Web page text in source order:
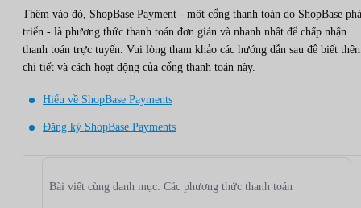
Thêm vào đó, ShopBase Payment - một cổng thanh toán do ShopBase
triển - là phương thức thanh toán đơn giản và nhanh nhất để chấp nhận
thanh toán trực tuyến. Vui lòng tham khảo các hướng dẫn sau để biết
chi tiết và cách hoạt động của cổng thanh toán này.
Hiểu về ShopBase Payments
Đăng ký ShopBase Payments
Bài viết cùng danh mục: Các phương thức thanh toán